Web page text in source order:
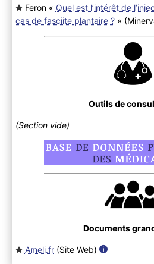
Feron « Quel est l’intérêt de
cas de fasciite plantaire ?»
Outils de
(Section vide)
Documents
Ameli.fr(Site Web)